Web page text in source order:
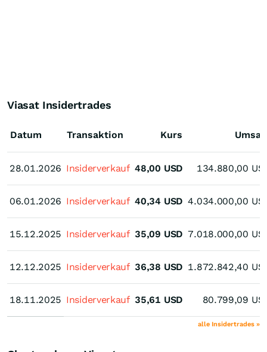
Viasat Insidertrades
Datum
28.01.2026
06.01.2026
15.12.2025
12.12.2025
18.11.2025
Transaktion Kurs
28.01.2026 Insiderverkauf 48,00 USD 134.880,00
06.01.2026 Insiderverkauf 40,34 USD 4.034.000,00
15.12.2025 Insiderverkauf 35,09 USD 7.018.000,00
12.12.2025 Insiderverkauf 36,38 USD 1.872.842,40
18.11.2025 Insiderverkauf 35,61 USD 80.799,09
alle Insidertrades »